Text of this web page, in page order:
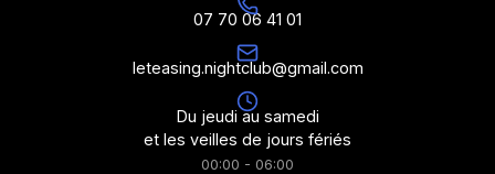
07 70 06 41 01
leteasing.nightclub@gmail.com
Du jeudi au samedi
et les veilles de jours fériés
00:00 - 06:00